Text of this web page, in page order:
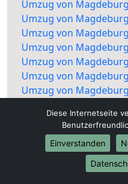
Umzug von
Umzug von
Umzug von
Umzug von
Umzug von
Umzug von
Umzug von
Umzug von
Diese Internetseite
Einverstanden